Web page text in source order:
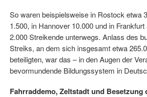
So waren beispielsweise in Rostock etwa
1.500, in Hannover 10.000 und in
2.000 Streikende unterwegs. Anlass des
Streiks, an dem sich insgesamt etwa
beteiligten, war das – in den Augen der
bevormundende Bildungssystem in
Fahrraddemo, Zeltstadt und Besetzung